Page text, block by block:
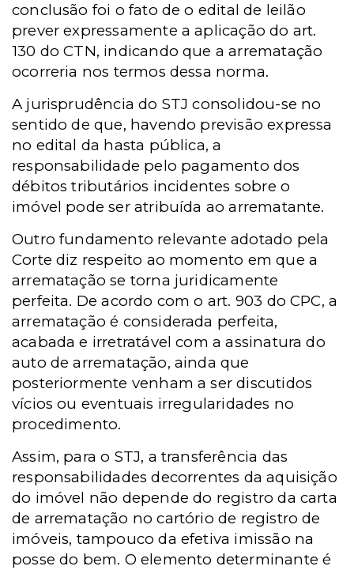
conclusão foi o fato de o edital de leilão
prever expressamente a aplicação do art.
130 do CTN, indicando que a arrematação
ocorreria nos termos dessa norma.
A jurisprudência do STJ consolidou-se no
sentido de que, havendo previsão expressa
no edital da hasta pública, a
responsabilidade pelo pagamento dos
débitos tributários incidentes sobre o
imóvel pode ser atribuída ao arrematante.
Outro fundamento relevante adotado pela
Corte diz respeito ao momento em que a
arrematação se torna juridicamente
perfeita. De acordo com o art. 903 do CPC, a
arrematação é considerada perfeita,
acabada e irretratável com a assinatura do
auto de arrematação, ainda que
posteriormente venham a ser discutidos
vícios ou eventuais irregularidades no
procedimento.
Assim, para o STJ, a transferência das
responsabilidades decorrentes da aquisição
do imóvel não depende do registro da carta
de arrematação no cartório de registro de
imóveis, tampouco da efetiva imissão na
posse do bem. O elemento determinante é